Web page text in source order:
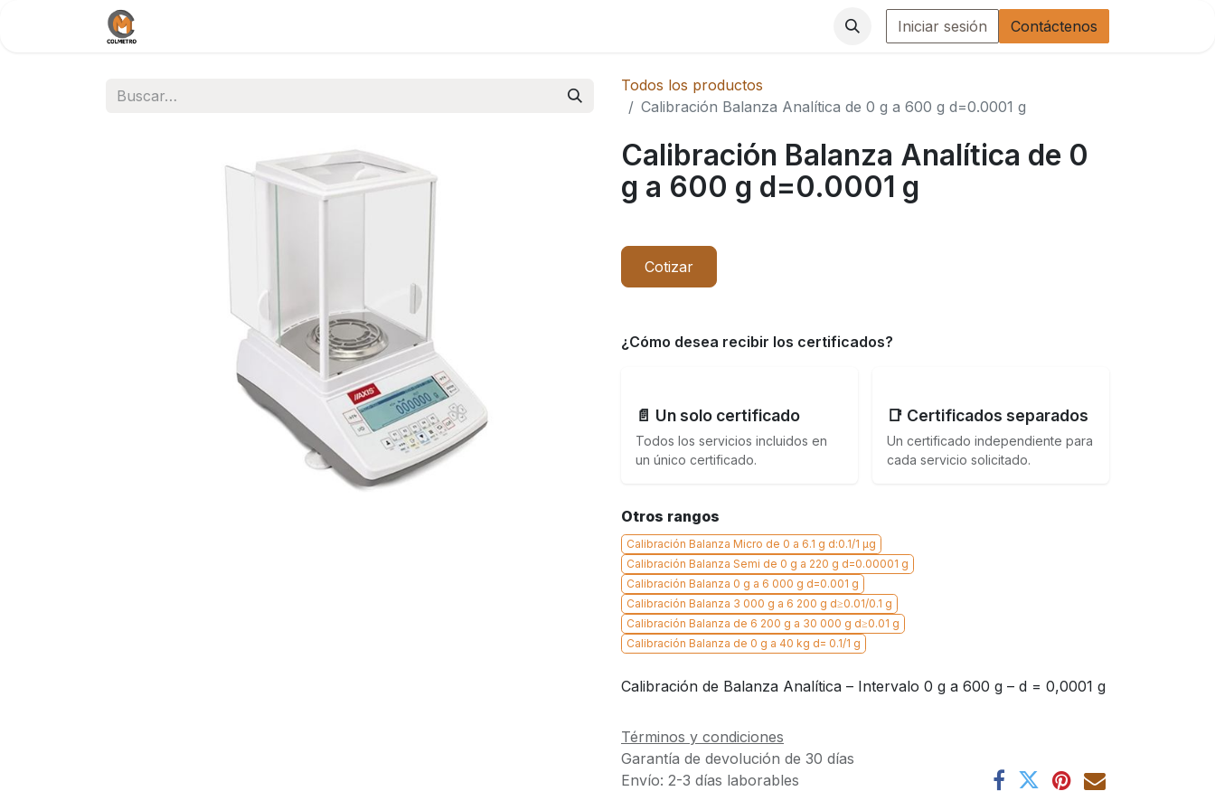
Iniciar sesión Contáctenos
Todos los productos
Calibración Balanza Analítica de 0 g a 600 g d=0.0001 g
Calibración Balanza Analítica de 0
g a 600 g d=0.0001 g
Cotizar
¿Cómo desea recibir los certificados?
📄 Un solo certificado
Todos los servicios incluidos en
un único certificado.
📑 Certificados separados
Un certificado independiente para
cada servicio solicitado.
Otros rangos
Calibración Balanza Micro de 0 a 6.1 g d:0.1/1 µg
Calibración Balanza Semi de 0 g a 220 g d=0.00001 g
Calibración Balanza 0 g a 6 000 g d=0.001 g
Calibración Balanza 3 000 g a 6 200 g d≥0.01/0.1 g
Calibración Balanza de 6 200 g a 30 000 g d≥0.01 g
Calibración Balanza de 0 g a 40 kg d= 0.1/1 g
Calibración de Balanza Analítica – Intervalo 0 g a 600 g – d = 0,0001 g
Términos y condiciones
Garantía de devolución de 30 días
Envío: 2-3 días laborables